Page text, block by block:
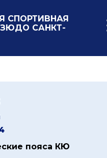
СПОРТИВНАЯ
САНКТ-
пояса КЮ